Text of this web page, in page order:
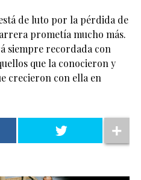
de luto por la pérdida de
prometía mucho más.
siempre recordada con
que la conocieron y
crecieron con ella en